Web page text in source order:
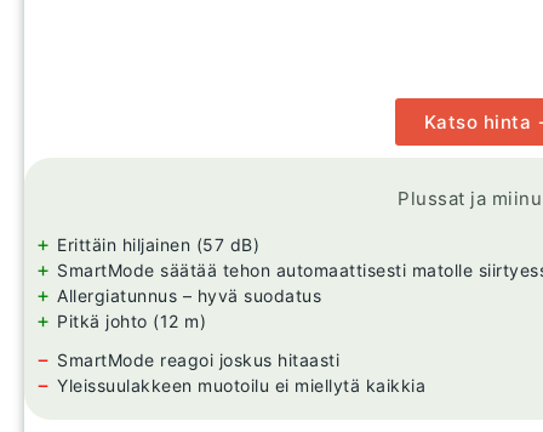
Katso hinta
Plussat ja
+ Erittäin hiljainen (57 dB)
+ SmartMode säätää tehon automaattisesti matolle
+ Allergiatunnus – hyvä suodatus
+ Pitkä johto (12 m)
− SmartMode reagoi joskus hitaasti
− Yleissuulakkeen muotoilu ei miellytä kaikkia